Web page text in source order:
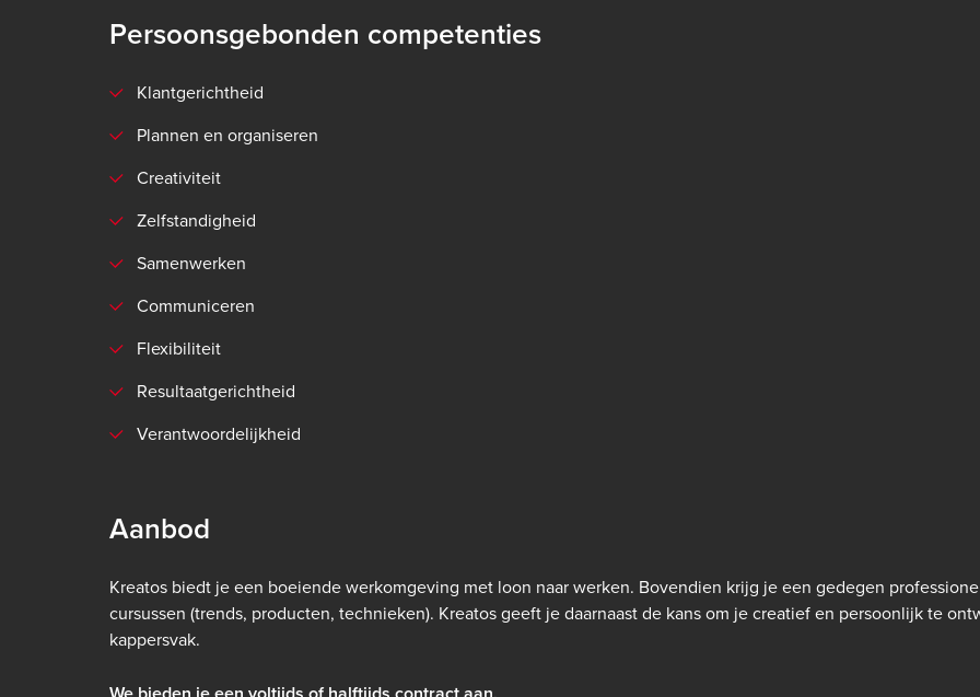
Persoonsgebonden competenties
Klantgerichtheid
Plannen en organiseren
Creativiteit
Zelfstandigheid
Samenwerken
Communiceren
Flexibiliteit
Resultaatgerichtheid
Verantwoordelijkheid
Aanbod
Kreatos biedt je een boeiende werkomgeving met loon naar werken. Bovendien krijg je een gedegen
cursussen (trends, producten, technieken). Kreatos geeft je daarnaast de kans om je creatief en persoonlijk te
kappersvak.